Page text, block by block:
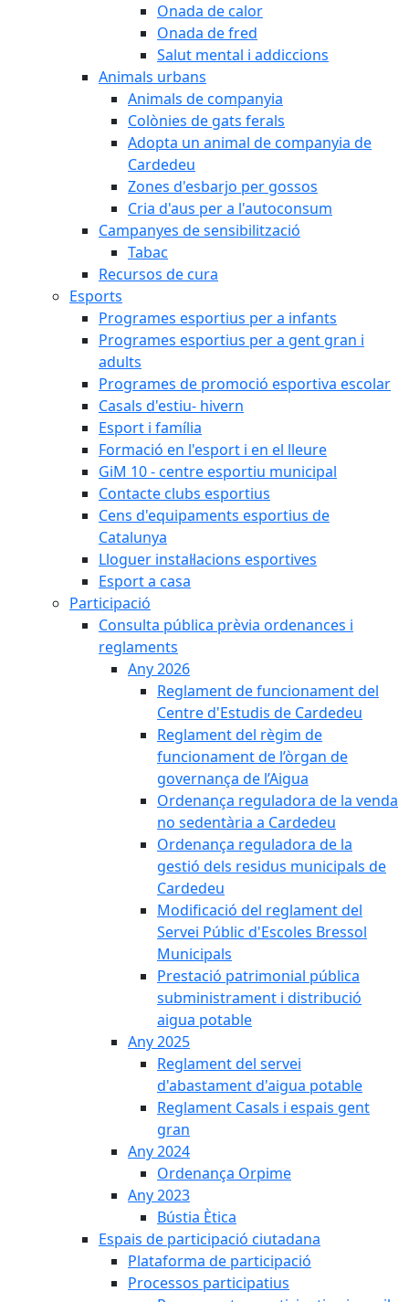
Onada de calor
Onada de fred
Salut mental i addiccions
Animals urbans
Animals de companyia
Colònies de gats ferals
Adopta un animal de companyia de
Cardedeu
Zones d'esbarjo per gossos
Cria d'aus per a l'autoconsum
Campanyes de sensibilització
Tabac
Recursos de cura
Esports
Programes esportius per a infants
Programes esportius per a gent gran i
adults
Programes de promoció esportiva escolar
Casals d'estiu- hivern
Esport i família
Formació en l'esport i en el lleure
GiM 10 - centre esportiu municipal
Contacte clubs esportius
Cens d'equipaments esportius de
Catalunya
Lloguer instal·lacions esportives
Esport a casa
Participació
Consulta pública prèvia ordenances i
reglaments
Any 2026
Reglament de funcionament del
Centre d'Estudis de Cardedeu
Reglament del règim de
funcionament de l’òrgan de
governança de l’Aigua
Ordenança reguladora de la venda
no sedentària a Cardedeu
Ordenança reguladora de la
gestió dels residus municipals de
Cardedeu
Modificació del reglament del
Servei Públic d'Escoles Bressol
Municipals
Prestació patrimonial pública
subministrament i distribució
aigua potable
Any 2025
Reglament del servei
d'abastament d'aigua potable
Reglament Casals i espais gent
gran
Any 2024
Ordenança Orpime
Any 2023
Bústia Ètica
Espais de participació ciutadana
Plataforma de participació
Processos participatius